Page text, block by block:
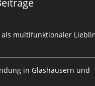
als multifunktionaler
in Glashäusern und